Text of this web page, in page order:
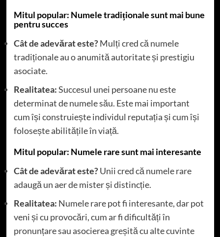
Mitul popular: Numele tradiționale sunt mai bune
pentru succes
Cât de adevărat este?Mulți cred că numele
tradiționale au o anumită autoritate și prestigiu
asociate.
Realitatea:Succesul unei persoane nu este
determinat de numele său. Este mai important
cum își construiește individul reputația și cum își
folosește abilitățile în viață.
Mitul popular: Numele rare sunt mai interesante
Cât de adevărat este?Unii cred că numele rare
adaugă un aer de mister și distincție.
Realitatea: Numele rare pot fi interesante, dar pot
veni și cu provocări, cum ar fi dificultăți în
pronunțare sau asocierea greșită cu alte cuvinte